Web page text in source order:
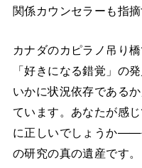
関係カウンセラーも指摘
カナダのカピラノ吊り
「好きになる錯覚」の
いかに状況依存である
ています。あなたが感
に正しいでしょうか——
の研究の真の遺産です。